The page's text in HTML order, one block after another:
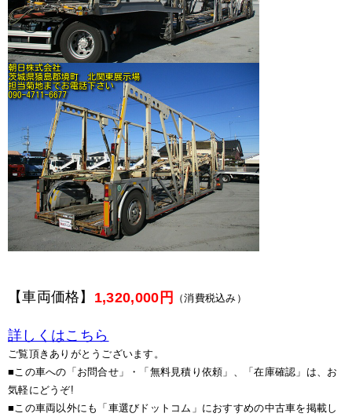
【車両価格】 1,320,000円 （消費税込み）
詳しくはこちら
ご覧頂きありがとうございます。
■この車への「お問合せ」・「無料見積り依頼」、「在庫確認」は、お
気軽にどうぞ!
■この車両以外にも「車選びドットコム」におすすめの中古車を掲載し